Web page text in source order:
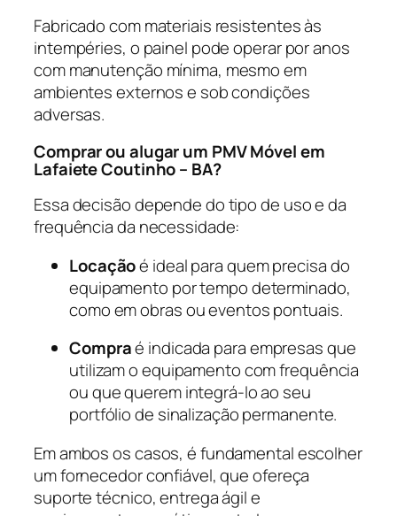
Fabricado com materiais resistentes às
intempéries, o painel pode operar por anos
com manutenção mínima, mesmo em
ambientes externos e sob condições
adversas.
Comprar ou alugar um PMV Móvel em
Lafaiete Coutinho – BA?
Essa decisão depende do tipo de uso e da
frequência da necessidade:
Locaçãoé ideal para quem precisa do
equipamento por tempo determinado,
como em obras ou eventos pontuais.
Compraé indicada para empresas que
utilizam o equipamento com frequência
ou que querem integrá-lo ao seu
portfólio de sinalização permanente.
Em ambos os casos, é fundamental escolher
um fornecedor confiável, que ofereça
suporte técnico, entrega ágil e